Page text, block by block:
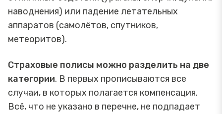
наводнения) или падение летательных
аппаратов (самолётов, спутников,
метеоритов).
Страховые полисы можно разделить на две
категории. В первых прописываются все
случаи, в которых полагается компенсация.
Всё, что не указано в перечне, не подпадает